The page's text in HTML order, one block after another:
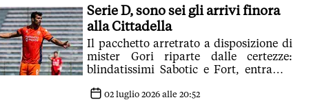
Serie D, sono sei gli arrivi finora
alla Cittadella
Il pacchetto arretrato a disposizione di
mister Gori riparte dalle certezze:
blindatissimi Sabotic e Fort, entrambi
02 luglio 2026 alle 20:52